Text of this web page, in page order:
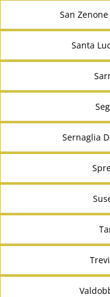
San
Santa
Sernaglia